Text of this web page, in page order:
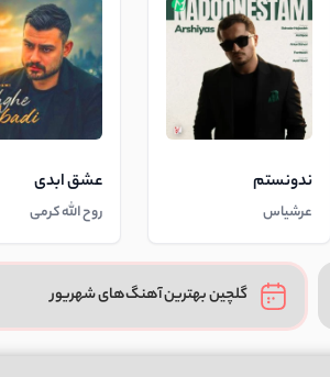
ندونستم
عرشیاس
عشق ابدی
روح الله کرمی
گلچین بهترین آهنگ‌های شهریور